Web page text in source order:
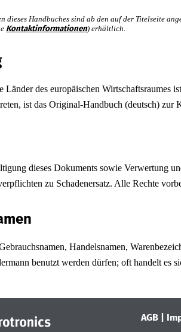
dieses Handbuches sind ab den auf der Titelseite
Kontaktinformationen) erhältlich.
des europäischen Wirtschaftsraumes
ist das Original-Handbuch (deutsch) zur
dieses Dokuments sowie Verwertung
zu Schadenersatz. Alle Rechte
Handelsnamen,
benutzt werden dürfen; oft handelt es
AGB|